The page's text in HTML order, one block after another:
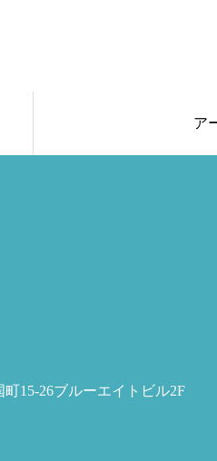
ア
15-26ブルーエイトビル2F